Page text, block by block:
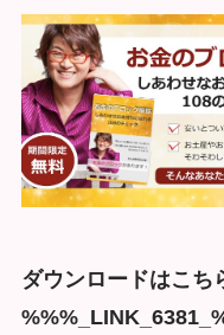
ダウンロードはこ